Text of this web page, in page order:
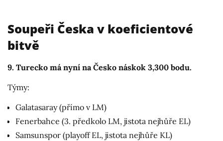
Soupeři Česka v koeficientové
bitvě
9. Turecko má nyní na Česko náskok 3,300 bodu.
Týmy:
Galatasaray (přímo v LM)
Fenerbahce (3. předkolo LM, jistota nejhůře EL)
Samsunspor (playoff EL, jistota nejhůře KL)